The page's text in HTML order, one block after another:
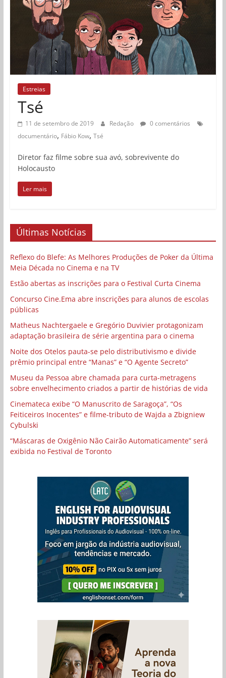
Estreias
Tsé
11 de setembro de 2019 Redação
0 comentários
documentário, Fábio Kow, Tsé
Diretor faz filme sobre sua avó, sobrevivente do
Holocausto
Ler mais
Últimas Notícias
Reflexo do Blefe: As Melhores Produções de Poker da Última
Meia Década no Cinema e na TV
Estão abertas as inscrições para o Festival Curta Cinema
Concurso Cine.Ema abre inscrições para alunos de escolas
públicas
Matheus Nachtergaele e Gregório Duvivier protagonizam
adaptação brasileira de série argentina para o cinema
Noite dos Otelos pauta-se pelo distributivismo e divide
prêmio principal entre “Manas” e “O Agente Secreto”
Museu da Pessoa abre chamada para curta-metragens
sobre envelhecimento criados a partir de histórias de vida
Cinemateca exibe “O Manuscrito de Saragoça”, “Os
Feiticeiros Inocentes” e filme-tributo de Wajda a Zbigniew
Cybulski
“Máscaras de Oxigênio Não Cairão Automaticamente” será
exibida no Festival de Toronto